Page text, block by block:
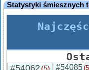
Statystyki śmiesznych
#54085